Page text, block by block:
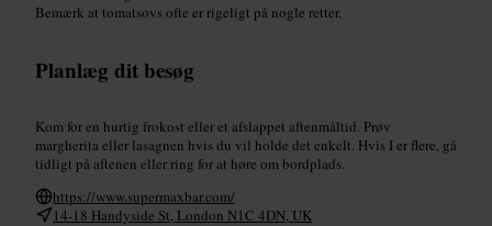
Bemærk at tomatsovs ofte er rigeligt på nogle retter.
Planlæg dit besøg
Kom for en hurtig frokost eller et afslappet aftenmåltid. Prøv
margherita eller lasagnen hvis du vil holde det enkelt. Hvis I er flere, gå
tidligt på aftenen eller ring for at høre om bordplads.
https://www.supermaxbar.com/
14-18 Handyside St, London N1C 4DN, UK